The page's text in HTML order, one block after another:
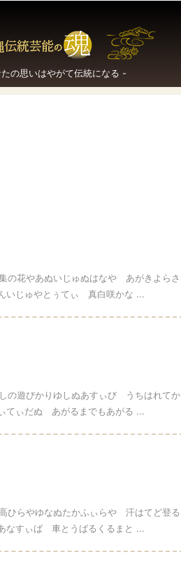
たの思いはやがて伝統になる -
花やあぬいじゅぬはなや あがきよらさ
いじゅやとぅてぃ 真白咲かな ...
の遊びかりゆしぬあすぃび うちはれてか
てぃだぬ あがるまでもあがる ...
ひらやゆなぬたかふぃらや 汗はてど登る
なすぃば 車とうばるくるまと ...